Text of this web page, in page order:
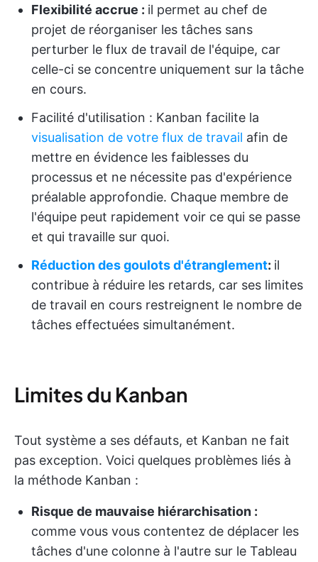
Flexibilité accrue : il permet au chef de
projet de réorganiser les tâches sans
perturber le flux de travail de l'équipe, car
celle-ci se concentre uniquement sur la tâche
en cours.
Facilité d'utilisation : Kanban facilite la
visualisation de votre flux de travail afin de
mettre en évidence les faiblesses du
processus et ne nécessite pas d'expérience
préalable approfondie. Chaque membre de
l'équipe peut rapidement voir ce qui se passe
et qui travaille sur quoi.
Réduction des goulots d'étranglement: il
contribue à réduire les retards, car ses limites
de travail en cours restreignent le nombre de
tâches effectuées simultanément.
Limites du Kanban
Tout système a ses défauts, et Kanban ne fait
pas exception. Voici quelques problèmes liés à
la méthode Kanban :
Risque de mauvaise hiérarchisation :
comme vous vous contentez de déplacer les
tâches d'une colonne à l'autre sur le Tableau